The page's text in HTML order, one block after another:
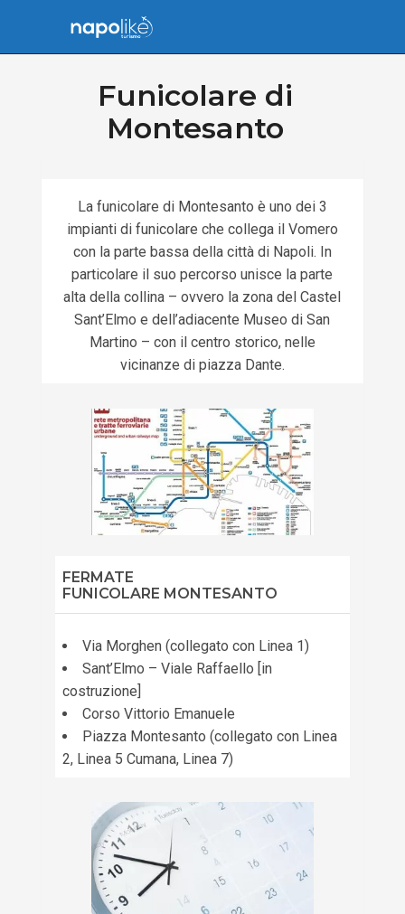
Funicolare di
Montesanto
La funicolare di Montesanto è uno dei 3
impianti di funicolare che collega il Vomero
con la parte bassa della città di Napoli. In
particolare il suo percorso unisce la parte
alta della collina – ovvero la zona del Castel
Sant’Elmo e dell’adiacente Museo di San
Martino – con il centro storico, nelle
vicinanze di piazza Dante.
FERMATE
FUNICOLARE MONTESANTO
Via Morghen (collegato con Linea 1)
Sant’Elmo – Viale Raffaello [in
costruzione]
Corso Vittorio Emanuele
Piazza Montesanto (collegato con Linea
2, Linea 5 Cumana, Linea 7)